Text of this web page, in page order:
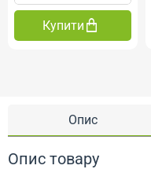
Опис
Опис товару
Купити